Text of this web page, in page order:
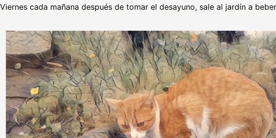
Viernes cada mañana después de tomar el desayuno, sale al jardín a